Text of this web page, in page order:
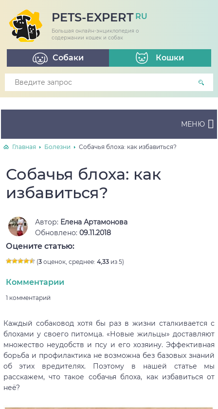
PETS-EXPERT RU
Большая онлайн-энциклопедия о
содержании кошек и собак
Собаки Кошки
МЕНЮ
Главная Болезни Собачья блоха: как избавиться?
Собачья блоха: как
избавиться?
Автор: Елена Артамонова
Обновлено: 09.11.2018
Оцените статью:
(3оценок, среднее: 4,33из 5)
Комментарии
1 комментарий
Каждый собаковод хотя бы раз в жизни сталкивается с
блохами у своего питомца. «Новые жильцы» доставляют
множество неудобств и псу и его хозяину. Эффективная
борьба и профилактика не возможна без базовых знаний
об этих вредителях. Поэтому в нашей статье мы
расскажем, что такое собачья блоха, как избавиться от
неё?